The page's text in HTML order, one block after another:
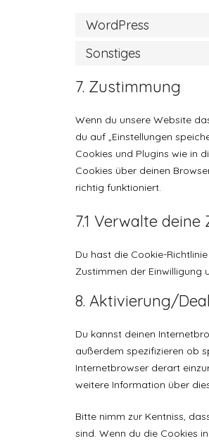
WordPress
Sonstiges
7. Zustimmung
Wenn du unsere Website
du auf „Einstellungen
Cookies und Plugins wie in
Cookies über deinen
richtig funktioniert.
7.1 Verwalte
Du hast die Cookie-
Zustimmen der Einwilligung
8. Aktivierung/
Du kannst deinen
außerdem spezifizieren ob
Internetbrowser derart
weitere Information über
Bitte nimm zur Kentniss,
sind. Wenn du die Cookies